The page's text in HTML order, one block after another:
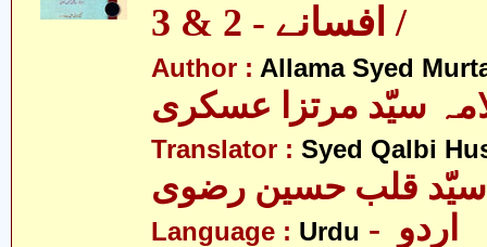
افسانے - 2 & 3 /
Author : Allama Syed
سیّد مرتزا عسکری
Translator : Syed Qalbi
Language : Urdu